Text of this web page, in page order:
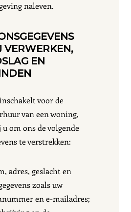
naleven.
VERWERKEN,
EN
voor de
van een woning,
om ons de volgende
te verstrekken:
adres, geslacht en
zoals uw
en e-mailadres;